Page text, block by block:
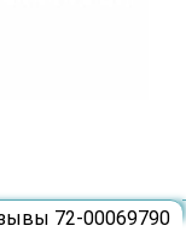
72-00069790